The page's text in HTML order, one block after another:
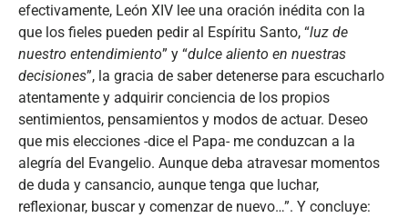
efectivamente, León XIV lee una oración inédita con la
que los fieles pueden pedir al Espíritu Santo, “luz de
nuestro entendimiento” y “dulce aliento en nuestras
decisiones”, la gracia de saber detenerse para escucharlo
atentamente y adquirir conciencia de los propios
sentimientos, pensamientos y modos de actuar. Deseo
que mis elecciones -dice el Papa- me conduzcan a la
alegría del Evangelio. Aunque deba atravesar momentos
de duda y cansancio, aunque tenga que luchar,
reflexionar, buscar y comenzar de nuevo…”. Y concluye: